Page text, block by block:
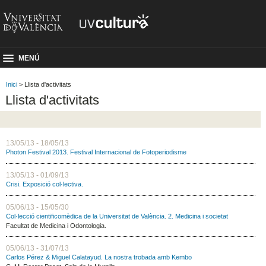
MENÚ
Inici > Llista d'activitats
Llista d'activitats
13/05/13 - 18/05/13
Photon Festival 2013. Festival Internacional de Fotoperiodisme
13/05/13 - 01/09/13
Crisi. Exposició col·lectiva.
05/06/13 - 15/05/30
Col·lecció cientificomèdica de la Universitat de València. 2. Medicina i societat
Facultat de Medicina i Odontologia.
05/06/13 - 31/07/13
Carlos Pérez & Miguel Calatayud. La nostra trobada amb Kembo